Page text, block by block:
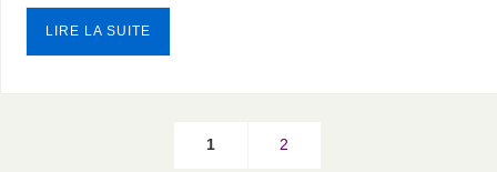
LIRE LA SUITE
1 2